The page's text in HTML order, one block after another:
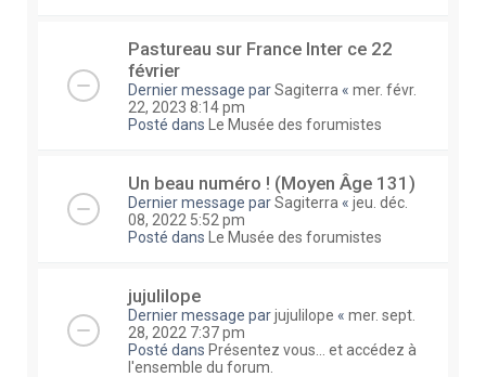
Pastureau sur France Inter ce 22
février
Dernier message parSagiterra « mer. févr.
22, 2023 8:14 pm
Posté dans
Le Musée des forumistes
Un beau numéro ! (Moyen Âge 131)
Dernier message parSagiterra « jeu. déc.
08, 2022 5:52 pm
Posté dans
Le Musée des forumistes
jujulilope
Dernier message parjujulilope « mer. sept.
28, 2022 7:37 pm
Posté dans Présentez vous... et accédez à
l'ensemble du forum.